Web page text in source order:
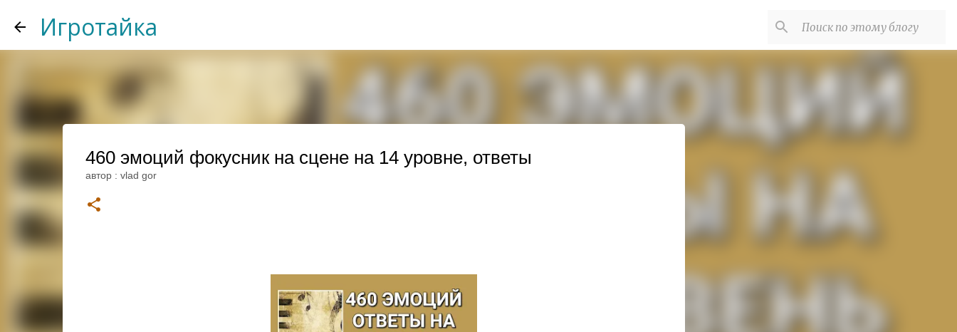
Игротайка
460 эмоций фокусник на сцене на 14 уровне, ответы
автор : vlad gor